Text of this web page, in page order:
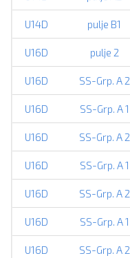
U14D pulje B1
U16D pulje 2
U16D SS-Grp. A 2
U16D SS-Grp. A 1
U16D SS-Grp. A 2
U16D SS-Grp. A 1
U16D SS-Grp. A 2
U16D SS-Grp. A 1
U16D SS-Grp. A 2